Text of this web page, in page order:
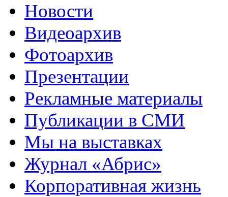
Новости
Видеоархив
Фотоархив
Презентации
Рекламные материалы
Публикации в СМИ
Мы на выставках
Журнал «Абрис»
Корпоративная жизнь